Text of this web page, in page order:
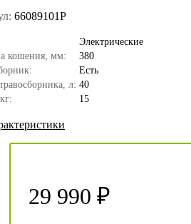
66089101P
Электрические
кошения, мм:
380
Есть
л: 40
15
29 990 ₽